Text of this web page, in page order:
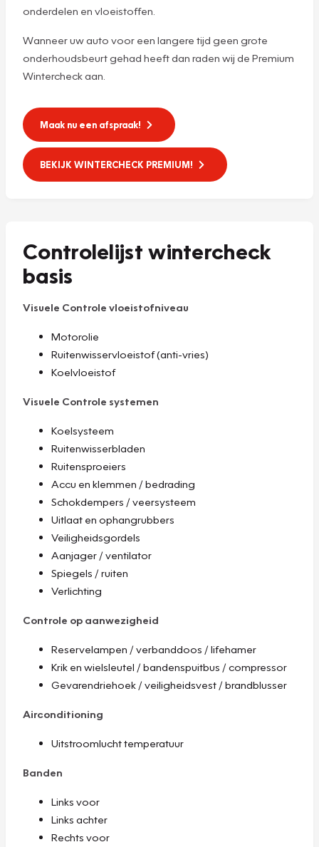
onderdelen en vloeistoffen.
Wanneer uw auto voor een langere tijd geen grote
onderhoudsbeurt gehad heeft dan raden wij de Premium
Wintercheck aan.
Maak nu een afspraak!
BEKIJK WINTERCHECK PREMIUM!
Controlelijst wintercheck
basis
Visuele Controle vloeistofniveau
Motorolie
Ruitenwisservloeistof (anti-vries)
Koelvloeistof
Visuele Controle systemen
Koelsysteem
Ruitenwisserbladen
Ruitensproeiers
Accu en klemmen / bedrading
Schokdempers / veersysteem
Uitlaat en ophangrubbers
Veiligheidsgordels
Aanjager / ventilator
Spiegels / ruiten
Verlichting
Controle op aanwezigheid
Reservelampen / verbanddoos / lifehamer
Krik en wielsleutel / bandenspuitbus / compressor
Gevarendriehoek / veiligheidsvest / brandblusser
Airconditioning
Uitstroomlucht temperatuur
Banden
Links voor
Links achter
Rechts voor